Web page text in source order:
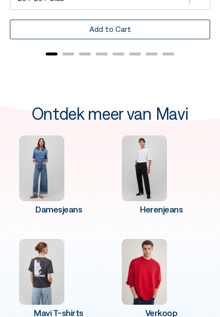
Add to Cart
Ontdek meer van Mavi
Damesjeans Herenjeans
Mavi T-shirts Verkoop